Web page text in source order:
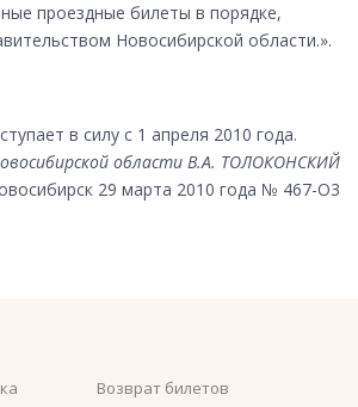
проездные билеты в порядке,
Новосибирской области.».
в силу с 1 апреля 2010 года.
области В.А. ТОЛОКОНСКИЙ
29 марта 2010 года № 467-О3
Возврат билетов